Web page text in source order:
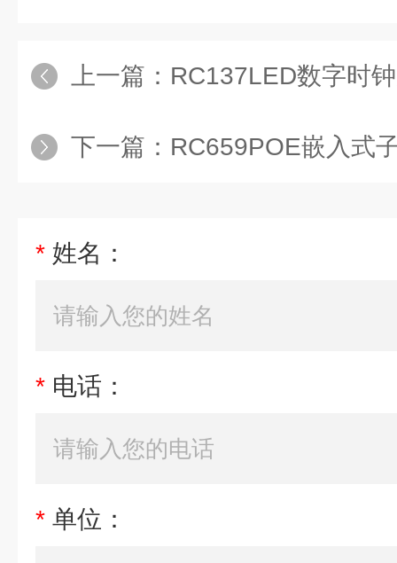
上一篇： RC137LED数字时
下一篇： RC659POE嵌入式
* 姓名：
* 电话：
* 单位：